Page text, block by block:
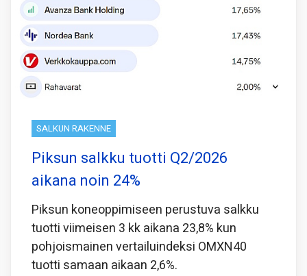
SALKUN RAKENNE
Piksun salkku tuotti Q2/2026
aikana noin 24%
Piksun koneoppimiseen perustuva salkku
tuotti viimeisen 3 kk aikana 23,8% kun
pohjoismainen vertailuindeksi OMXN40
tuotti samaan aikaan 2,6%.